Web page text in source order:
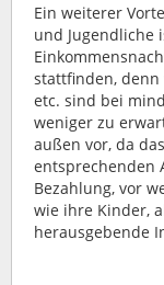
Ein weiterer
und Jugendliche
stattfinden,
etc. sind bei
weniger zu
außen vor, da
entsprechenden
Bezahlung, vor
wie ihre Kinder,
herausgebende